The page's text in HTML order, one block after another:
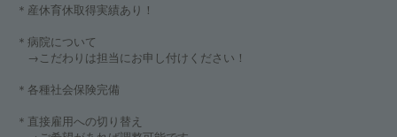
＊産休育休取得実績あり！
＊病院について
→こだわりは担当にお申し付けください！
＊各種社会保険完備
＊直接雇用への切り替え